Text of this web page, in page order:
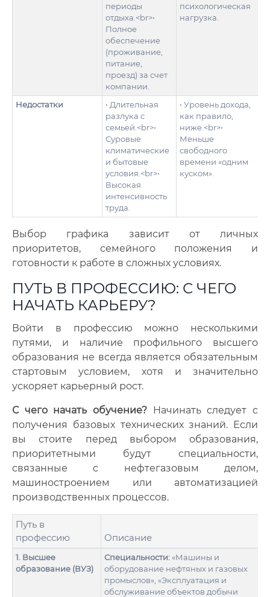
периоды
отдыха.<br>•
Полное
обеспечение
(проживание,
питание,
проезд) за счет
компании.
психологическая
нагрузка.
Недостатки
• Длительная
разлука с
семьей.<br>•
Суровые
климатические
и бытовые
условия.<br>•
Высокая
интенсивность
труда.
• Уровень дохода,
как правило,
ниже.<br>•
Меньше
свободного
времени «одним
куском».
Выбор графика зависит от личных
приоритетов, семейного положения и
готовности к работе в сложных условиях.
ПУТЬ В ПРОФЕССИЮ: С ЧЕГО
НАЧАТЬ КАРЬЕРУ?
Войти в профессию можно несколькими
путями, и наличие профильного высшего
образования не всегда является обязательным
стартовым условием, хотя и значительно
ускоряет карьерный рост.
С чего начать обучение? Начинать следует с
получения базовых технических знаний. Если
вы стоите перед выбором образования,
приоритетными будут специальности,
связанные с нефтегазовым делом,
машиностроением или автоматизацией
производственных процессов.
Путь в
профессию
Описание
1. Высшее
образование (ВУЗ)
Специальности: «Машины и
оборудование нефтяных и газовых
промыслов», «Эксплуатация и
обслуживание объектов добычи